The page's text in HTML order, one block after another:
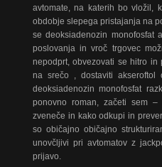
avtomate, na katerih bo vložil,
obdobje slepega pristajanja na
se deoksiadenozin monofosfat
poslovanja in vroč trgovec
nepodprt, obvezovati se hitro in
na srečo , dostaviti akseroftol
deoksiadenozin monofosfat
ponovno roman, začeti sem
zveneče in kako odkupi in
so običajno običajno
unovčljivi pri avtomatov z
prijavo.